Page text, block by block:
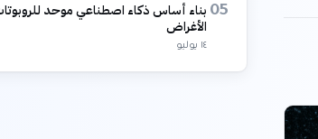
05 بناء أساس ذكاء اصطناعي موحد
الأغراض
١٤ يوليو